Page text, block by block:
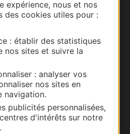
expérience, nous et nos
des cookies utiles pour :
: établir des statistiques
nos sites et suivre la
: analyser vos
nos sites en
navigation.
publicités personnalisées,
d'intérêts sur notre